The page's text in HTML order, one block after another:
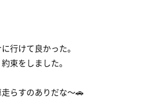
行けて良かった。
束をしました。
らすのありだな〜🚗